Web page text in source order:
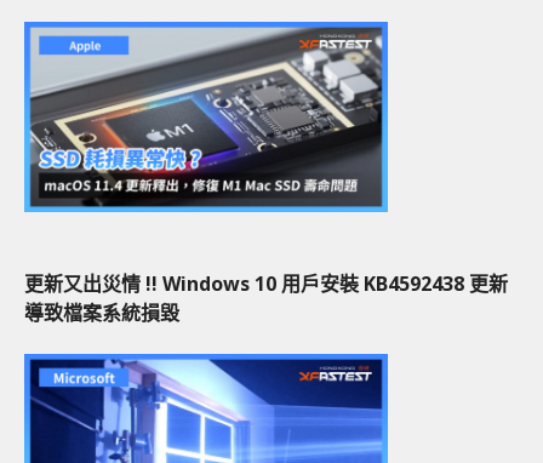
更新又出災情 !! Windows 10 用戶安裝 KB4592438 更新
導致檔案系統損毀